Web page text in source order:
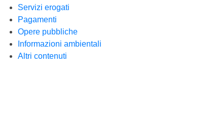
Servizi erogati
Pagamenti
Opere pubbliche
Informazioni ambientali
Altri contenuti